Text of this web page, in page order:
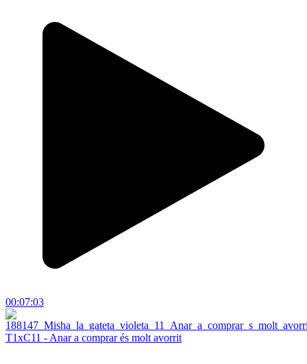
00:07:03
T1xC11 - Anar a comprar és molt avorrit